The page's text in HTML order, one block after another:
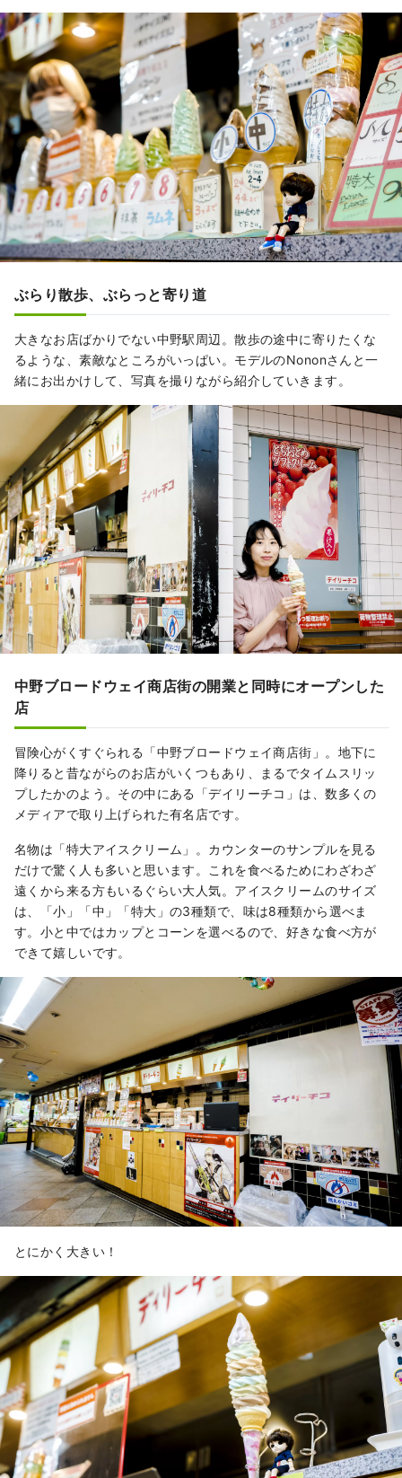
ぶらり散歩、ぶらっと寄り道
大きなお店ばかりでない中野駅周辺。散歩の途中に寄りたくな
るような、素敵なところがいっぱい。モデルのNononさんと一
緒にお出かけして、写真を撮りながら紹介していきます。
中野ブロードウェイ商店街の開業と同時にオープンした
店
冒険心がくすぐられる「中野ブロードウェイ商店街」。地下に
降りると昔ながらのお店がいくつもあり、まるでタイムスリッ
プしたかのよう。その中にある「デイリーチコ」は、数多くの
メディアで取り上げられた有名店です。
名物は「特大アイスクリーム」。カウンターのサンプルを見る
だけで驚く人も多いと思います。これを食べるためにわざわざ
遠くから来る方もいるぐらい大人気。アイスクリームのサイズ
は、「小」「中」「特大」の3種類で、味は8種類から選べま
す。小と中ではカップとコーンを選べるので、好きな食べ方が
できて嬉しいです。
とにかく大きい！